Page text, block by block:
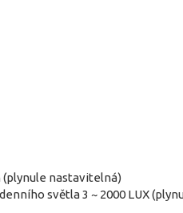
(plynule nastavitelná)
světla 3 ~ 2000 LUX